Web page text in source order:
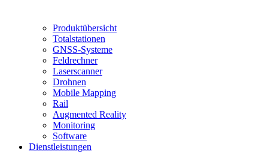
Produktübersicht
Totalstationen
GNSS-Systeme
Feldrechner
Laserscanner
Drohnen
Mobile Mapping
Rail
Augmented Reality
Monitoring
Software
Dienstleistungen